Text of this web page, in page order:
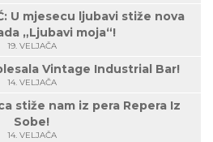
U mjesecu ljubavi stiže nova
„Ljubavi moja“!
19. VELJAČA
Vintage Industrial Bar!
14. VELJAČA
stiže nam iz pera Repera Iz
Sobe!
14. VELJAČA